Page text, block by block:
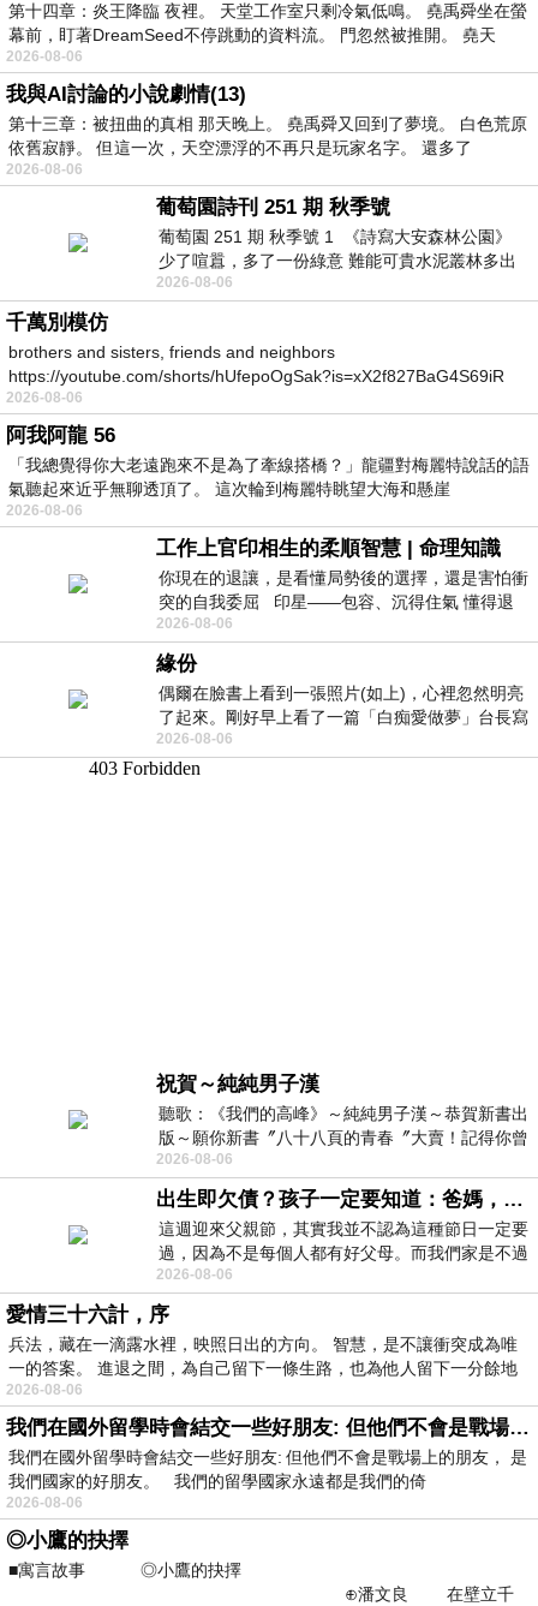
第十四章：炎王降臨 夜裡。 天堂工作室只剩冷氣低鳴。 堯禹舜坐在螢
幕前，盯著DreamSeed不停跳動的資料流。 門忽然被推開。 堯天
2026-08-06
我與AI討論的小說劇情(13)
第十三章：被扭曲的真相 那天晚上。 堯禹舜又回到了夢境。 白色荒原
依舊寂靜。 但這一次，天空漂浮的不再只是玩家名字。 還多了
2026-08-06
葡萄園詩刊 251 期 秋季號
葡萄園 251 期 秋季號 1 《詩寫大安森林公園》
少了喧囂，多了一份綠意 難能可貴水泥叢林多出
一
2026-08-06
千萬別模仿
brothers and sisters, friends and neighbors
https://youtube.com/shorts/hUfepoOgSak?is=xX2f827BaG4S69iR
https
2026-08-06
阿我阿龍 56
「我總覺得你大老遠跑來不是為了牽線搭橋？」龍疆對梅麗特說話的語
氣聽起來近乎無聊透頂了。 這次輪到梅麗特眺望大海和懸崖
2026-08-06
工作上官印相生的柔順智慧 | 命理知識
你現在的退讓，是看懂局勢後的選擇，還是害怕衝
突的自我委屈 印星——包容、沉得住氣 懂得退
一步觀察，不會
2026-08-06
緣份
偶爾在臉書上看到一張照片(如上)，心裡忽然明亮
了起來。剛好早上看了一篇「白痴愛做夢」台長寫
的貼文，在回顧年輕時瘋狂愛上
2026-08-06
祝賀～純純男子漢
聽歌：《我們的高峰》～純純男子漢～恭賀新書出
版～願你新書〞八十八頁的青春〞大賣！記得你曾
經在我的版留言…「好讚的圖^^感覺大家
2026-08-06
出生即欠債？孩子一定要知道：爸媽，其實我不欠你們
這週迎來父親節，其實我並不認為這種節日一定要
過，因為不是每個人都有好父母。而我們家是不過
節的，平時也沒什麼儀式感，生活趨近冷
2026-08-06
愛情三十六計，序
兵法，藏在一滴露水裡，映照日出的方向。 智慧，是不讓衝突成為唯
一的答案。 進退之間，為自己留下一條生路，也為他人留下一分餘地
2026-08-06
我們在國外留學時會結交一些好朋友: 但他們不會是戰場上的朋友
我們在國外留學時會結交一些好朋友: 但他們不會是戰場上的朋友， 是
我們國家的好朋友。 我們的留學國家永遠都是我們的倚
2026-08-06
◎小鷹的抉擇
■寓言故事 ◎小鷹的抉擇
⊕潘文良 在壁立千